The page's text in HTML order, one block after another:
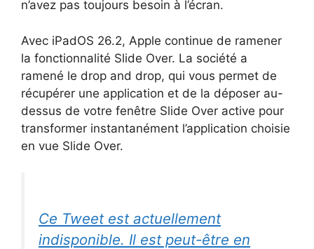
n’avez pas toujours besoin à l’écran.
Avec iPadOS 26.2, Apple continue de ramener
la fonctionnalité Slide Over. La société a
ramené le drop and drop, qui vous permet de
récupérer une application et de la déposer au-
dessus de votre fenêtre Slide Over active pour
transformer instantanément l’application choisie
en vue Slide Over.
Ce Tweet est actuellement
indisponible. Il est peut-être en